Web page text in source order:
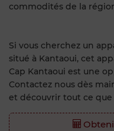
commodités de la
Si vous cherchez un
situé à Kantaoui, cet
Cap Kantaoui est une
Contactez nous dès
et découvrir tout ce